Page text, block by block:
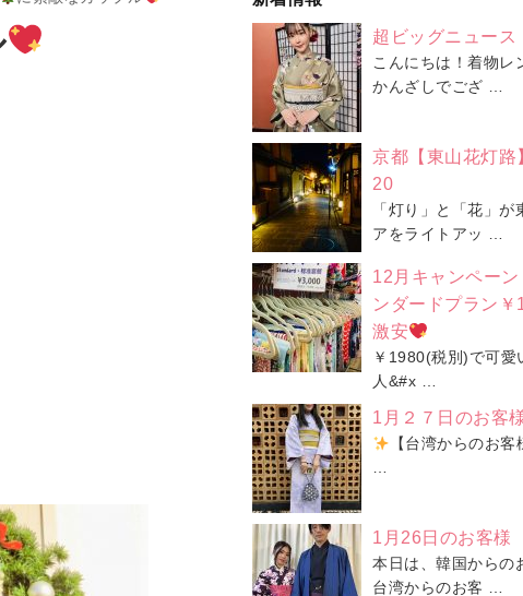
超ビッグニュース
こんにちは！着物レ
かんざしでござ …
京都【東山花灯路
20
「灯り」と「花」が
アをライトアッ …
12月キャンペーン
ンダードプラン￥
激安
￥1980(税別)で可愛
人&#x …
1月２７日のお客
【台湾からのお客
…
1月26日のお客様
本日は、韓国からの
台湾からのお客 …